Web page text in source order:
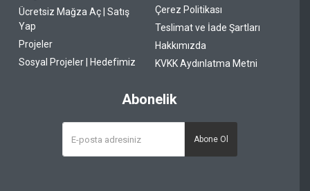
Ücretsiz Mağza Aç | Satış
Yap
Projeler
Sosyal Projeler | Hedefimiz
Çerez Politikası
Teslimat ve İade Şartları
Hakkımızda
KVKK Aydınlatma Metni
Abonelik
Abone Ol